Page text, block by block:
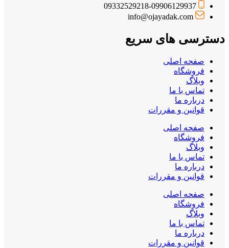
09332529218-09906129937
info@ojayadak.com
دسترسی های سریع
صفحه اصلی
فروشگاه
وبلاگ
تماس با ما
درباره ما
قوانین و مقررات
صفحه اصلی
فروشگاه
وبلاگ
تماس با ما
درباره ما
قوانین و مقررات
صفحه اصلی
فروشگاه
وبلاگ
تماس با ما
درباره ما
قوانین و مقررات